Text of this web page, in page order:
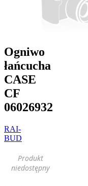
Ogniwo
łańcucha
CASE
CF
06026932
RAI-
BUD
Produkt
niedostępny